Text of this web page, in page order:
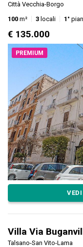
Città Vecchia-Borgo
100 m² 3 locali 1°
€ 135.000
PREMIUM
Villa Via
Talsano-San Vito-Lama